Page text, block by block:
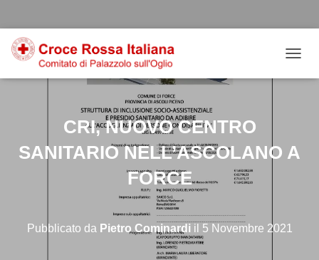
contenuto
navigazione
footer
CRI, NUOVO CENTRO
SANITARIO NELL’ASCOLANO A
FORCE
Pubblicato da Pietro Cominardiil 5 Novembre 2021